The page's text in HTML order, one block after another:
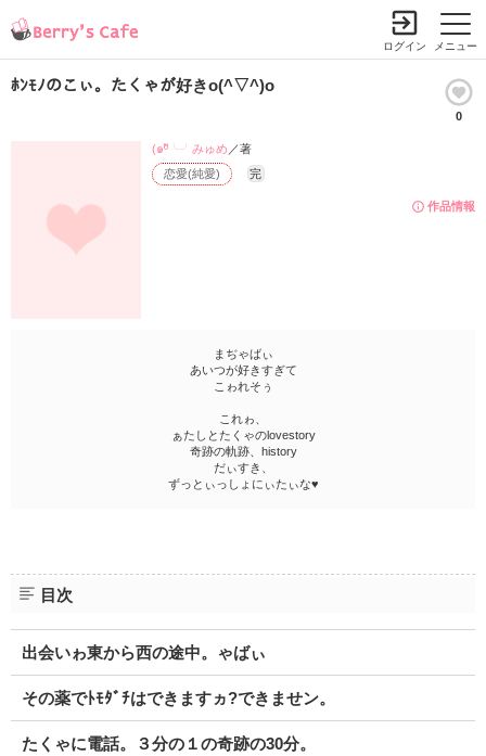
メニュー
ログイン
ﾎﾝﾓﾉのこぃ。たくゃが好きo(^▽^)o
0
作品情報
恋愛(純愛) 完
(๑ºั╰╯みゅめ ／著
まぢゃばぃ
あいつが好きすぎて
こゎれそぅ
これゎ、
ぁたしとたくゃのlovestory
奇跡の軌跡、history
だぃすき、
ずっとぃっしょにぃたぃな♥
目次
出会いゎ東から西の途中。ゃばぃ
その薬でﾄﾓﾀﾞﾁはできますヵ?できませン。
たくゃに電話。３分の１の奇跡の30分。